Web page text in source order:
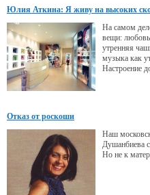
Юлия Аткина: Я живу на высоких
На самом
вещи:
утренняя
музыка как
Настроение
Отказ от роскоши
Наш
Душанбиева
Но не к